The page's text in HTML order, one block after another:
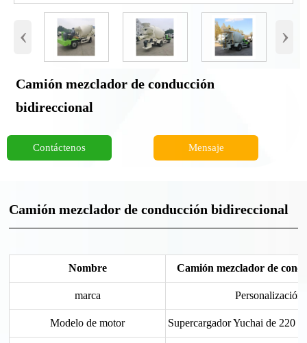
‹ ›
Camión mezclador de conducción
bidireccional
Contáctenos Mensaje
Camión mezclador de conducción bidireccional
Nombre Camión mezclador de
marca Personalización
Modelo de motor Supercargador Yuchai de 220